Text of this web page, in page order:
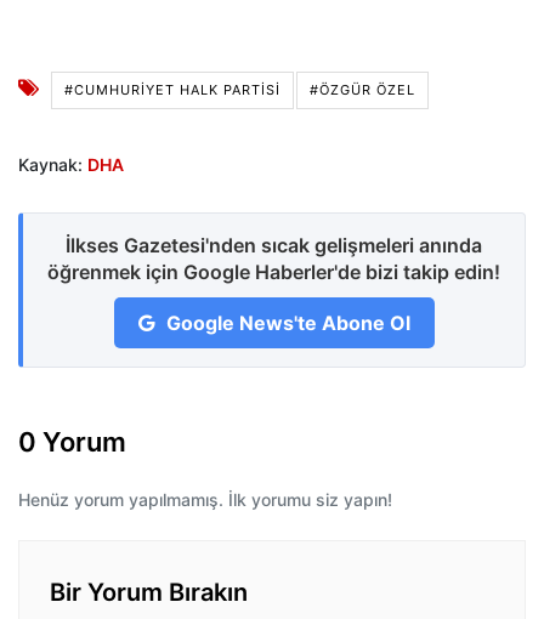
#CUMHURİYET HALK PARTİSİ #ÖZGÜR ÖZEL
Kaynak: DHA
İlkses Gazetesi'nden sıcak gelişmeleri anında
öğrenmek için Google Haberler'de bizi takip edin!
Google News'te Abone Ol
0 Yorum
Henüz yorum yapılmamış. İlk yorumu siz yapın!
Bir Yorum Bırakın